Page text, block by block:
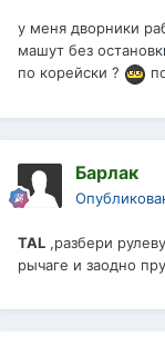
у меня дворники
машут без
по корейски ?
Барлак
TAL ,разбери
рычаге и заодно